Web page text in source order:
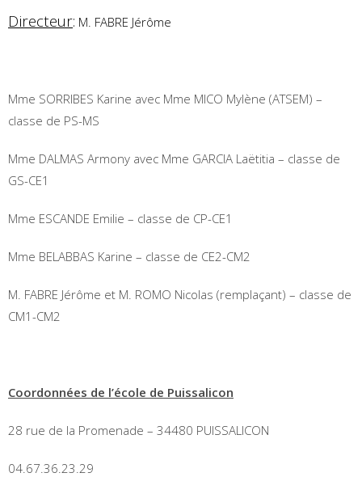
Directeur: M. FABRE Jérôme
Mme SORRIBES Karine avec Mme MICO Mylène (ATSEM) –
classe de PS-MS
Mme DALMAS Armony avec Mme GARCIA Laëtitia – classe de
GS-CE1
Mme ESCANDE Emilie – classe de CP-CE1
Mme BELABBAS Karine – classe de CE2-CM2
M. FABRE Jérôme et M. ROMO Nicolas (remplaçant) – classe de
CM1-CM2
Coordonnées de l’école de Puissalicon
28 rue de la Promenade – 34480 PUISSALICON
04.67.36.23.29